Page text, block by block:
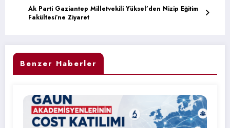
Ak Parti Gaziantep Milletvekili Yüksel’den Nizip Eğitim
Fakültesi’ne Ziyaret
Benzer Haberler